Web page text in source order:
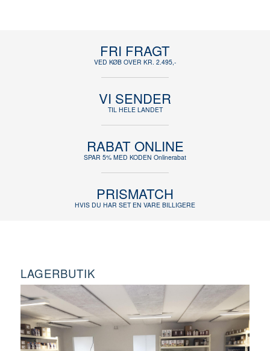
FRI FRAGT
VED KØB OVER KR. 2.495,-
VI SENDER
TIL HELE LANDET
RABAT ONLINE
SPAR 5% MED KODEN Onlinerabat
PRISMATCH
HVIS DU HAR SET EN VARE BILLIGERE
LAGERBUTIK